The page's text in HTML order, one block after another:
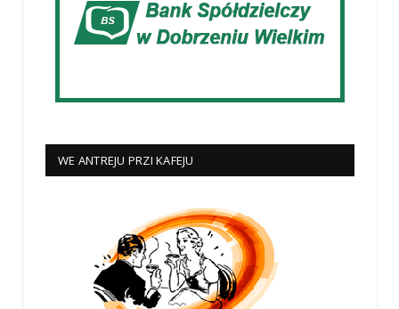
WE ANTREJU PRZI KAFEJU